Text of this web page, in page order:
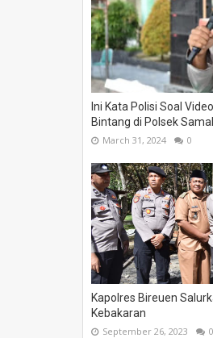
Ini Kata Polisi Soal
Bintang di Polsek
March 31, 2024 0
Kapolres Bireuen
Kebakaran
September 26, 2023 0